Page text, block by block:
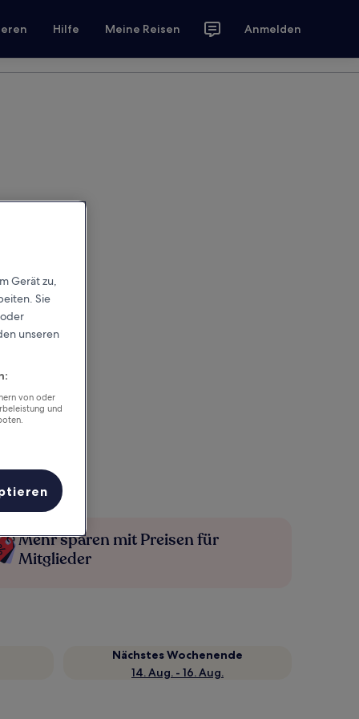
Hilfe Meine Reisen Anmelden
Mehr sparen mit Preisen für
Mitglieder
Nächstes Wochenende
14. Aug. - 16. Aug.
Gerät zu,
Sie
unseren
von oder
und